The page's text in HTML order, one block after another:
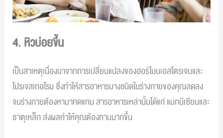
4. หิวบ่อยขึ้น
เป็นสาเหตุเนื่องมาจากการเปลี่ยนแปลงของฮอร์โมนเอสโตรเจนและ
โปรเจสเทอโรน ซึ่งทำให้สารอาหารบางชนิดในร่างกายของคุณลดลง
จนร่างกายต้องหามาทดแทน สารอาหารเหล่านั้นได้แก่ แมกนีเซียมและ
ธาตุเหล็ก ส่งผลทำให้คุณต้องทานมากขึ้น